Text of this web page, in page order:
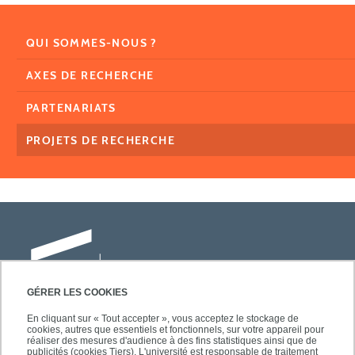
GÉRER LES COOKIES
En cliquant sur « Tout accepter », vous acceptez le stockage de
cookies, autres que essentiels et fonctionnels, sur votre appareil pour
réaliser des mesures d'audience à des fins statistiques ainsi que de
publicités (cookies Tiers). L'université est responsable de traitement
QUI SOMMES-NOUS ?
AXES DE RECHERCHE
PARTENARIATS
PROJETS DE RECHERCHE
Université Paris-Est Créteil